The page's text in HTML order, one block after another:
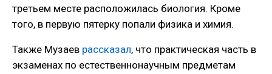
третьем месте расположилась биология. Кроме
того, в первую пятерку попали физика и химия.
Также Музаев рассказал, что практическая часть в
экзаменах по естественнонаучным предметам